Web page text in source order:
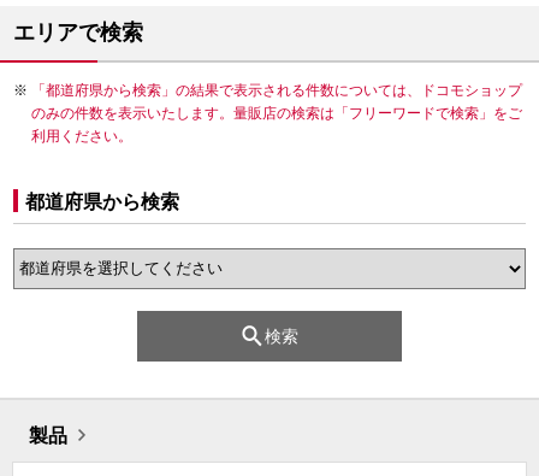
エリアで検索
「都道府県から検索」の結果で表示される件数については、ドコモショップ
のみの件数を表示いたします。量販店の検索は「フリーワードで検索」をご
利用ください。
都道府県から検索
検索
製品